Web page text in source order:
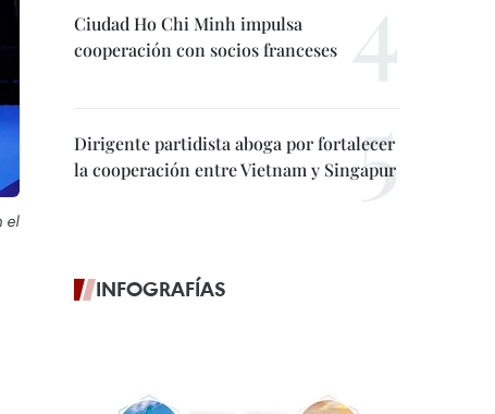
el
Ciudad Ho Chi Minh impulsa
cooperación con socios franceses
Dirigente partidista aboga por fortalecer
la cooperación entre Vietnam y Singapur
INFOGRAFÍAS